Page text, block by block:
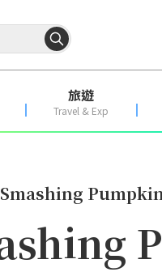
旅遊
Travel & Exp